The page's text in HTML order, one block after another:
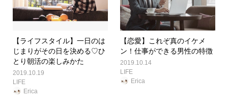
【ライフスタイル】一日のは
じまりがその日を決める♡ひ
とり朝活の楽しみかた
2019.10.19
LIFE
Erica
【恋愛】これぞ真のイケメ
ン！仕事ができる男性の特徴
2019.10.14
LIFE
Erica